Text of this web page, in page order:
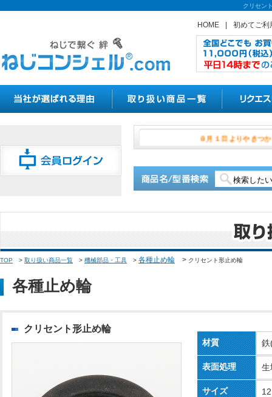
クリセン
HOME 初めてご利
８月１日よ
TOP > 取り扱い商品一覧 > 機械部品・工具 > 各種止め輪 > クリセント形止め輪
各種止め輪
クリセント形止め輪
材質 鉄
表面処理 生
サイズ